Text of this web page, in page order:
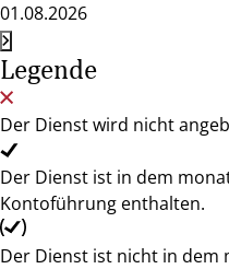
01.08.2026
Legende
Der Dienst wird nicht
Der Dienst ist in dem
Kontoführung enthalten.
Der Dienst ist nicht in